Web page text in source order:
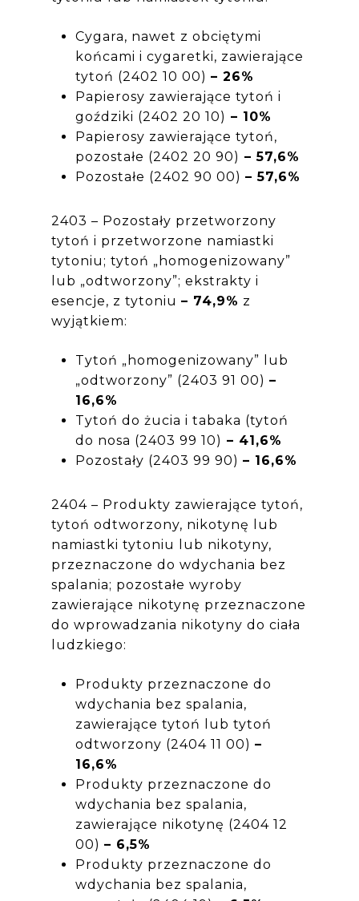
Cygara, nawet z obciętymi
końcami i cygaretki, zawierające
tytoń (2402 10 00)– 26%
Papierosy zawierające tytoń i
goździki (2402 20 10) – 10%
Papierosy zawierające tytoń,
pozostałe (2402 20 90) – 57,6%
Pozostałe (2402 90 00)– 57,6%
2403 – Pozostały przetworzony
tytoń i przetworzone namiastki
tytoniu; tytoń „homogenizowany”
lub „odtworzony”; ekstrakty i
esencje, z tytoniu– 74,9% z
wyjątkiem:
Tytoń „homogenizowany” lub
„odtworzony” (2403 91 00)–
16,6%
Tytoń do żucia i tabaka (tytoń
do nosa (2403 99 10) – 41,6%
Pozostały (2403 99 90)– 16,6%
2404 – Produkty zawierające tytoń,
tytoń odtworzony, nikotynę lub
namiastki tytoniu lub nikotyny,
przeznaczone do wdychania bez
spalania; pozostałe wyroby
zawierające nikotynę przeznaczone
do wprowadzania nikotyny do ciała
ludzkiego:
Produkty przeznaczone do
wdychania bez spalania,
zawierające tytoń lub tytoń
odtworzony (2404 11 00)–
16,6%
Produkty przeznaczone do
wdychania bez spalania,
zawierające nikotynę (2404 12
00)– 6,5%
Produkty przeznaczone do
wdychania bez spalania,